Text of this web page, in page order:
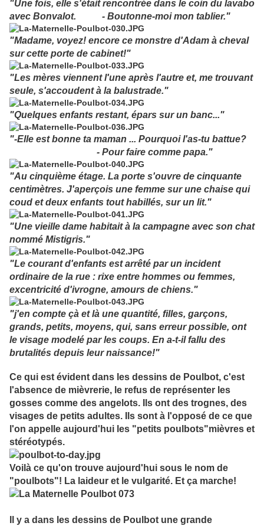
"Une fois, elle s'était rencontrée dans le coin du lavabo
avec Bonvalot. - Boutonne-moi mon tablier."
"Madame, voyez! encore ce monstre d'Adam à cheval
sur cette porte de cabinet!"
"Les mères viennent l'une après l'autre et, me trouvant
seule, s'accoudent à la balustrade."
"Quelques enfants restant, épars sur un banc..."
"-Elle est bonne ta maman ... Pourquoi l'as-tu battue?
- Pour faire comme papa."
"Au cinquième étage. La porte s'ouvre de cinquante
centimètres. J'aperçois une femme sur une chaise qui
coud et deux enfants tout habillés, sur un lit."
"Une vieille dame habitait à la campagne avec son chat
nommé Mistigris."
"Le courant d'enfants est arrêté par un incident
ordinaire de la rue : rixe entre hommes ou femmes,
excentricité d'ivrogne, amours de chiens."
"j'en compte çà et là une quantité, filles, garçons,
grands, petits, moyens, qui, sans erreur possible, ont
le visage modelé par les coups. En a-t-il fallu des
brutalités depuis leur naissance!"
Ce qui est évident dans les dessins de Poulbot, c'est
l'absence de mièvrerie, le refus de représenter les
gosses comme des angelots. Ils ont des trognes, des
visages de petits adultes. Ils sont à l'opposé de ce que
l'on appelle aujourd'hui les "petits poulbots"mièvres et
stéréotypés.
Voilà ce qu'on trouve aujourd'hui sous le nom de
"poulbots"! La laideur et le vulgarité. Et ça marche!
Il y a dans les dessins de Poulbot une grande